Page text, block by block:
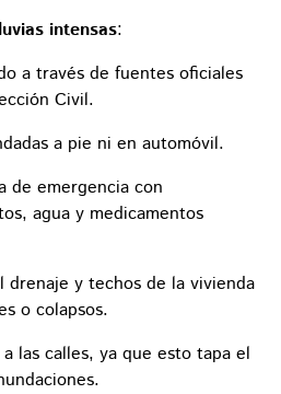
intensas:
a través de fuentes oficiales
Civil.
a pie ni en automóvil.
de emergencia con
agua y medicamentos
drenaje y techos de la vivienda
o colapsos.
las calles, ya que esto tapa el